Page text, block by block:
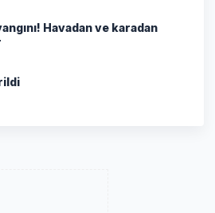
Havadan ve karadan